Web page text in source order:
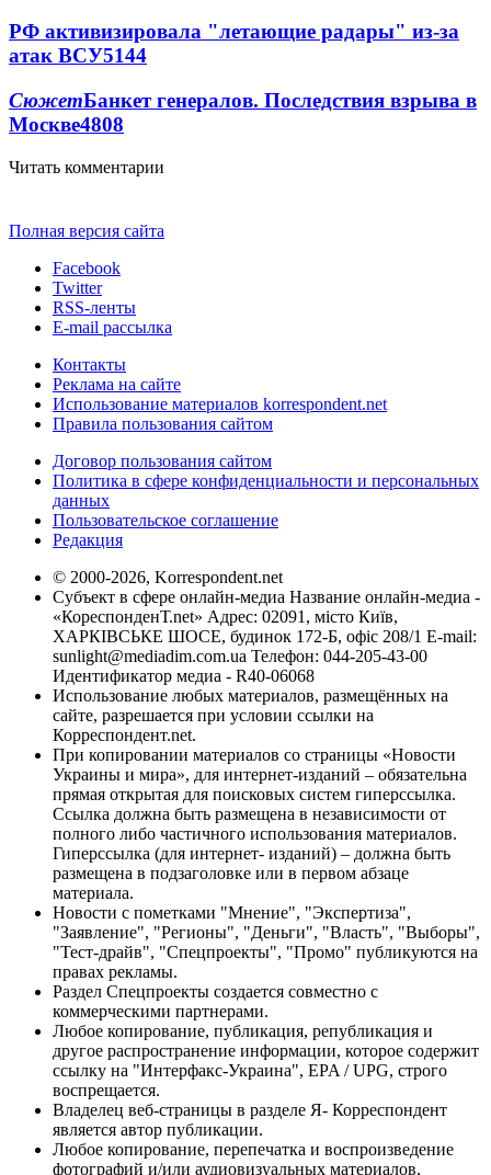
РФ активизировала "летающие радары" из-за
атак ВСУ5144
СюжетБанкет генералов. Последствия взрыва в
Москве4808
Читать комментарии
Полная версия сайта
Facebook
Twitter
RSS-ленты
E-mail рассылка
Контакты
Реклама на сайте
Использование материалов korrespondent.net
Правила пользования сайтом
Договор пользования сайтом
Политика в сфере конфиденциальности и персональных
данных
Пользовательское соглашение
Редакция
© 2000-2026, Korrespondent.net
Субъект в сфере онлайн-медиа Название онлайн-медиа -
«КореспонденТ.net» Адрес: 02091, місто Київ,
ХАРКІВСЬКЕ ШОСЕ, будинок 172-Б, офіс 208/1 E-mail:
sunlight@mediadim.com.ua Телефон: 044-205-43-00
Идентификатор медиа - R40-06068
Использование любых материалов, размещённых на
сайте, разрешается при условии ссылки на
Корреспондент.net.
При копировании материалов со страницы «Новости
Украины и мира», для интернет-изданий – обязательна
прямая открытая для поисковых систем гиперссылка.
Ссылка должна быть размещена в независимости от
полного либо частичного использования материалов.
Гиперссылка (для интернет- изданий) – должна быть
размещена в подзаголовке или в первом абзаце
материала.
Новости с пометками "Мнение", "Экспертиза",
"Заявление", "Регионы", "Деньги", "Власть", "Выборы",
"Тест-драйв", "Спецпроекты", "Промо" публикуются на
правах рекламы.
Раздел Спецпроекты создается совместно с
коммерческими партнерами.
Любое копирование, публикация, републикация и
другое распространение информации, которое содержит
ссылку на "Интерфакс-Украина", EPA / UPG, строго
воспрещается.
Владелец веб-страницы в разделе Я- Корреспондент
является автор публикации.
Любое копирование, перепечатка и воспроизведение
фотографий и/или аудиовизуальных материалов,